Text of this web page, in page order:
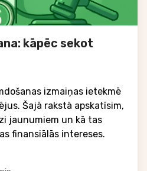
kāpēc sekot
izmaiņas ietekmē
Šajā rakstā apskatīsim,
jaunumiem un kā tas
finansiālās intereses.